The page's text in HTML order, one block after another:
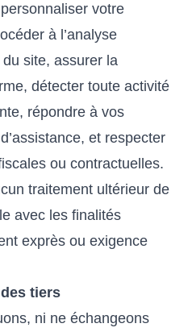
votre
à l’analyse
site, assurer la
détecter toute activité
répondre à vos
et respecter
ou contractuelles.
traitement ultérieur de
avec les finalités
exprès ou exigence
tiers
ni ne échangeons